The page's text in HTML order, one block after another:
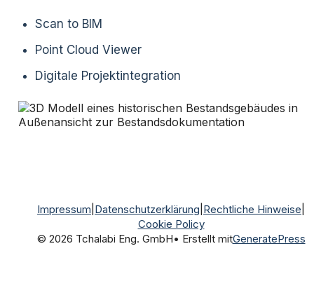
Scan to BIM
Point Cloud Viewer
Digitale Projektintegration
Impressum Datenschutzerklärung Rechtliche Hinweise
Cookie Policy
© 2026 Tchalabi Eng. GmbH• Erstellt mitGeneratePress